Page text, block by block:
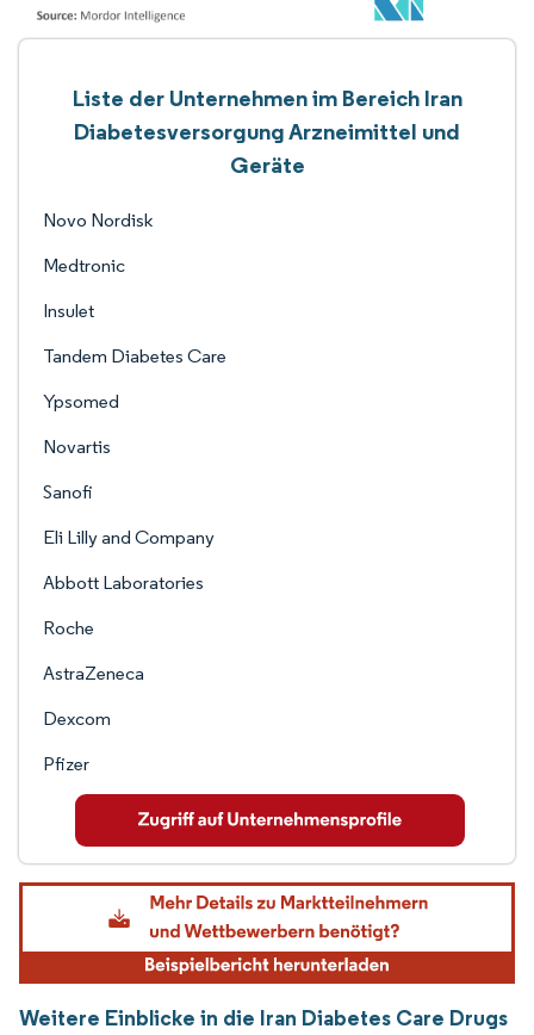
Liste der Unternehmen im Bereich Iran
Diabetesversorgung Arzneimittel und
Geräte
Novo Nordisk
Medtronic
Insulet
Tandem Diabetes Care
Ypsomed
Novartis
Sanofi
Eli Lilly and Company
Abbott Laboratories
Roche
AstraZeneca
Dexcom
Pfizer
Weitere Einblicke in die Iran Diabetes Care Drugs